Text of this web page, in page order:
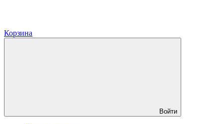
Корзина
Войти